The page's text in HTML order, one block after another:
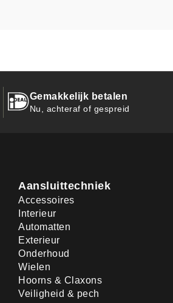
Gemakkelijk betalen
Nu, achteraf of gespreid
Aansluittechniek
Accessoires
Interieur
Automatten
Exterieur
Onderhoud
Wielen
Hoorns & Claxons
Veiligheid & pech